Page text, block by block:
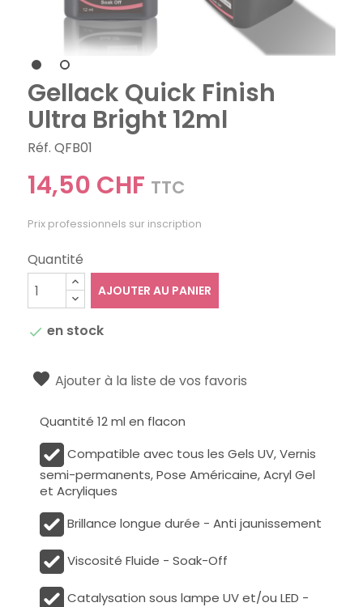
Gellack Quick Finish
Ultra Bright 12ml
Réf. QFB01
14,50 CHF TTC
Prix professionnels sur inscription
Quantité
AJOUTER AU PANIER
 en stock
Ajouter à la liste de vos favoris
Quantité 12 ml en flacon
Compatible avec tous les Gels UV, Vernis
semi-permanents, Pose Américaine, Acryl Gel
et Acryliques
Brillance longue durée - Anti jaunissement
Viscosité Fluide - Soak-Off
Catalysation sous lampe UV et/ou LED -